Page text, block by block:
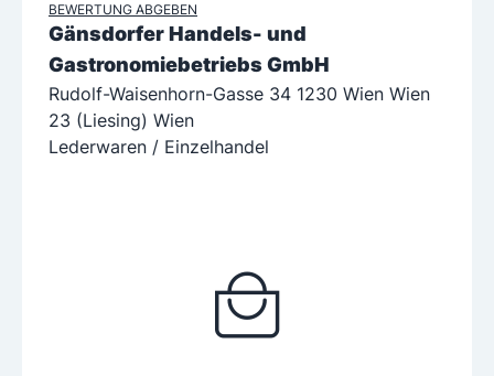
BEWERTUNG ABGEBEN
Gänsdorfer Handels- und
Gastronomiebetriebs GmbH
Rudolf-Waisenhorn-Gasse 34 1230 Wien Wien
23 (Liesing) Wien
Lederwaren / Einzelhandel